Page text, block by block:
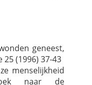
geneest,
(1996) 37-43
menselijkheid
naar de